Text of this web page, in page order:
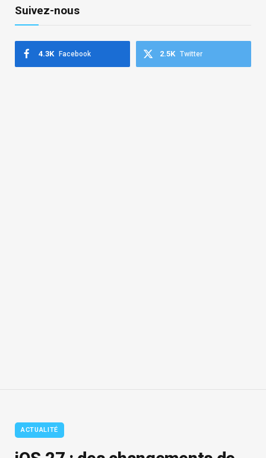
Suivez-nous
Facebook
4.3K Twitter
2.5K
ACTUALITÉ